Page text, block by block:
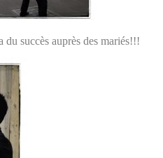
du succès auprès des mariés!!!